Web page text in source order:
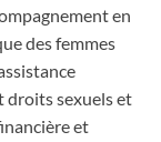
en
des femmes
droits sexuels et
et